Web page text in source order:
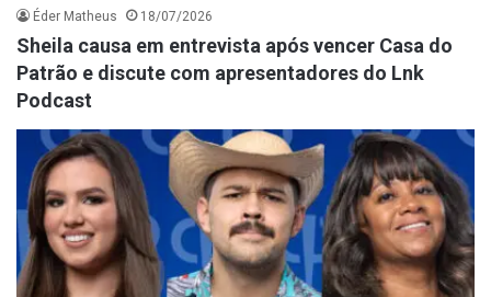
Éder Matheus 18/07/2026
Sheila causa em entrevista após vencer Casa do
Patrão e discute com apresentadores do Lnk
Podcast